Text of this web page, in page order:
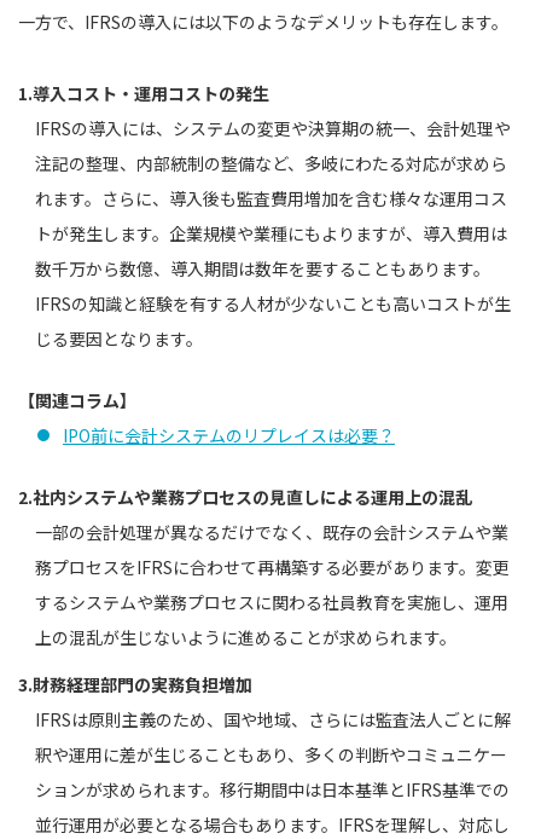
一方で、IFRSの導入には以下のようなデメリットも存在します。
1.導入コスト・運用コストの発生
IFRSの導入には、システムの変更や決算期の統一、会計処理や
注記の整理、内部統制の整備など、多岐にわたる対応が求めら
れます。さらに、導入後も監査費用増加を含む様々な運用コス
トが発生します。企業規模や業種にもよりますが、導入費用は
数千万から数億、導入期間は数年を要することもあります。
IFRSの知識と経験を有する人材が少ないことも高いコストが生
じる要因となります。
【関連コラム】
IPO前に会計システムのリプレイスは必要？
2.社内システムや業務プロセスの見直しによる運用上の混乱
一部の会計処理が異なるだけでなく、既存の会計システムや業
務プロセスをIFRSに合わせて再構築する必要があります。変更
するシステムや業務プロセスに関わる社員教育を実施し、運用
上の混乱が生じないように進めることが求められます。
3.財務経理部門の実務負担増加
IFRSは原則主義のため、国や地域、さらには監査法人ごとに解
釈や運用に差が生じることもあり、多くの判断やコミュニケー
ションが求められます。移行期間中は日本基準とIFRS基準での
並行運用が必要となる場合もあります。IFRSを理解し、対応し